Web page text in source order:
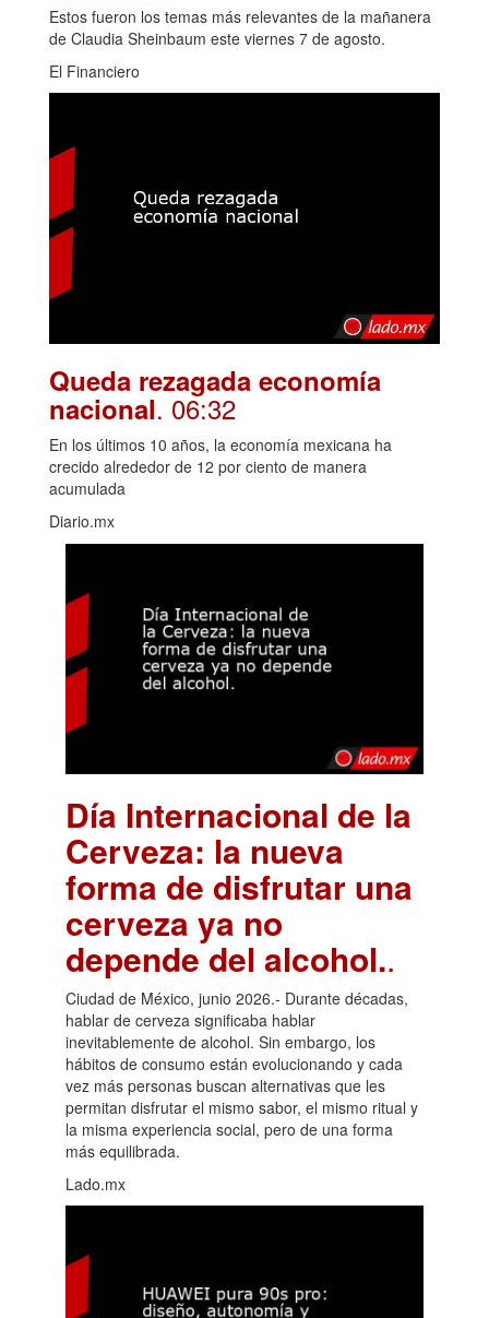
Estos fueron los temas más relevantes de la mañanera
de Claudia Sheinbaum este viernes 7 de agosto.
El Financiero
Queda rezagada economía
nacional. 06:32
En los últimos 10 años, la economía mexicana ha
crecido alrededor de 12 por ciento de manera
acumulada
Diario.mx
Día Internacional de la
Cerveza: la nueva
forma de disfrutar una
cerveza ya no
depende del alcohol..
Ciudad de México, junio 2026.- Durante décadas,
hablar de cerveza significaba hablar
inevitablemente de alcohol. Sin embargo, los
hábitos de consumo están evolucionando y cada
vez más personas buscan alternativas que les
permitan disfrutar el mismo sabor, el mismo ritual y
la misma experiencia social, pero de una forma
más equilibrada.
Lado.mx